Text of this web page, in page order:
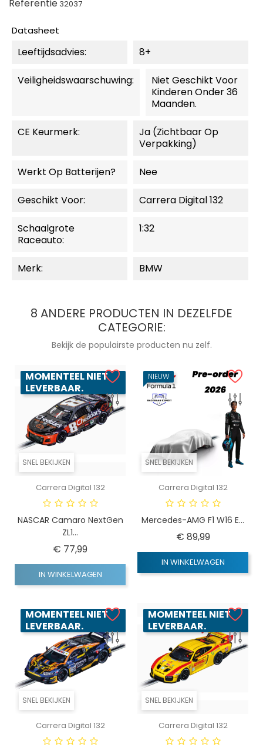
Referentie 32037
Datasheet
Leeftijdsadvies: 8+
Veiligheidswaarschuwing:
Niet Geschikt Voor
Kinderen Onder 36
Maanden.
CE Keurmerk:
Ja (zichtbaar Op
Verpakking)
Werkt Op Batterijen? Nee
Geschikt Voor: Carrera Digital 132
Schaalgrote
Raceauto:
1:32
Merk: BMW
8 ANDERE PRODUCTEN IN DEZELFDE
CATEGORIE:
Bekijk de populairste producten nu zelf.
SNEL BEKIJKEN
MOMENTEEL NIET
LEVERBAAR.
Carrera Digital 132
NASCAR Camaro NextGen
ZL1...
€ 77,99Prijs
IN WINKELWAGEN
SNEL BEKIJKEN
NIEUW
Carrera Digital 132
Mercedes-AMG F1 W16 E...
€ 89,99Prijs
IN WINKELWAGEN
SNEL BEKIJKEN
MOMENTEEL NIET
LEVERBAAR.
Carrera Digital 132
SNEL BEKIJKEN
MOMENTEEL NIET
LEVERBAAR.
Carrera Digital 132